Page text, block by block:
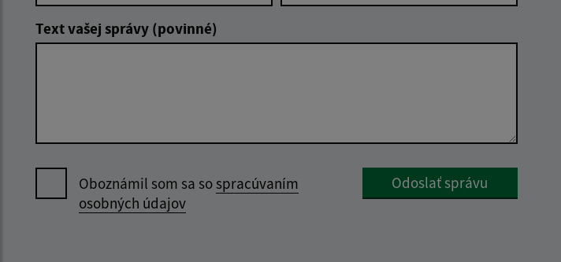
Text vašej správy (povinné)
Oboznámil som sa sospracúvaním
osobných údajov
Odoslať správu